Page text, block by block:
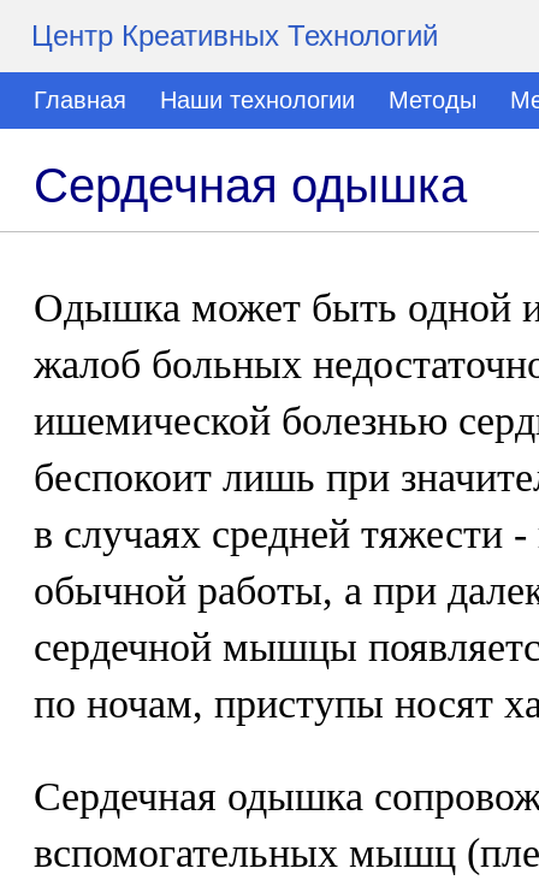
Центр Креативных Технологий
Главная Наши технологии Методы
Сердечная одышка
Одышка может быть одной
жалоб больных
ишемической болезнью
беспокоит лишь при
в случаях средней тяжести
обычной работы, а при
сердечной мышцы
по ночам, приступы носят
Сердечная одышка
вспомогательных мышц